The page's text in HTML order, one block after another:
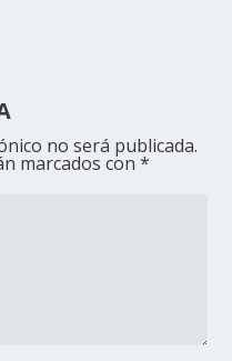
no será publicada.
marcados con*